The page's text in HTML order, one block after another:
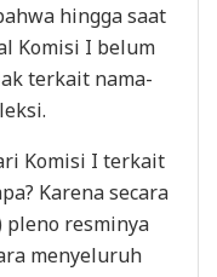
hingga saat
Komisi I belum
terkait nama-
Komisi I terkait
Karena secara
pleno resminya
menyeluruh